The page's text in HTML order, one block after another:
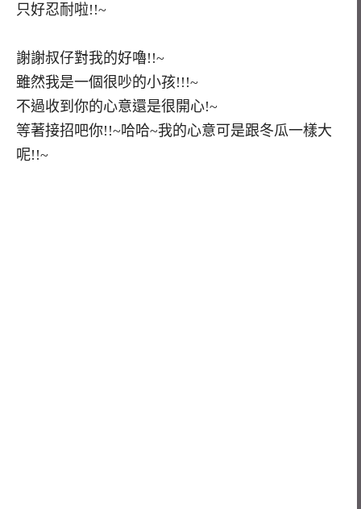
只好忍耐啦!!~
謝謝叔仔對我的好嚕!!~
雖然我是一個很吵的小孩!!!~
不過收到你的心意還是很開心!~
等著接招吧你!!~哈哈~我的心意可是跟冬瓜一樣大
呢!!~